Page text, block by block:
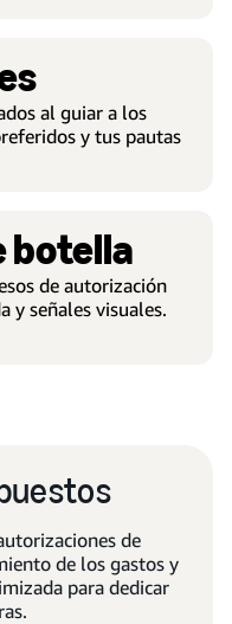
al guiar a los
y tus pautas
botella
de autorización
y señales visuales.
de
de los gastos y
para dedicar